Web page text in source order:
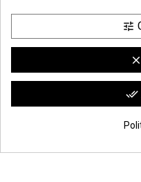
clic aquí para mostrar el certificado
tune
clear
done_all
9.6